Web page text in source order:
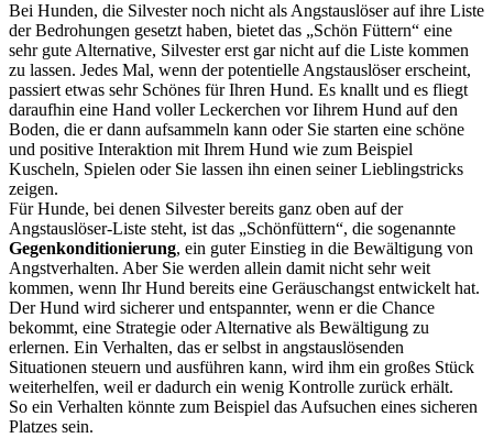
Bei Hunden, die Silvester noch nicht als Angstauslöser auf ihre Liste
der Bedrohungen gesetzt haben, bietet das „Schön Füttern“ eine
sehr gute Alternative, Silvester erst gar nicht auf die Liste kommen
zu lassen. Jedes Mal, wenn der potentielle Angstauslöser erscheint,
passiert etwas sehr Schönes fürIhren Hund. Es knallt und es fliegt
daraufhin eine Hand voller Leckerchen vorIihrem Hund auf den
Boden, die er dann aufsammeln kann oder Sie starten eine schöne
und positive Interaktion mit Ihrem Hund wie zum Beispiel
Kuscheln, Spielen oder Sie lassen ihn einen seiner Lieblingstricks
zeigen.
Für Hunde, bei denen Silvester bereits ganz oben auf der
Angstauslöser-Liste steht, ist das „Schönfüttern“, die sogenannte
Gegenkonditionierung, ein guter Einstieg in die Bewältigung von
Angstverhalten. Aber Sie werden allein damit nicht sehr weit
kommen, wenn Ihr Hund bereits eine Geräuschangst entwickelt hat.
Der Hund wird sicherer und entspannter, wenn er die Chance
bekommt, eine Strategie oder Alternative als Bewältigung zu
erlernen. Ein Verhalten, das er selbst in angstauslösenden
Situationen steuern und ausführen kann, wird ihm ein großes Stück
weiterhelfen, weil er dadurch ein wenig Kontrolle zurück erhält.
So ein Verhalten könnte zum Beispiel das Aufsuchen eines sicheren
Platzes sein.